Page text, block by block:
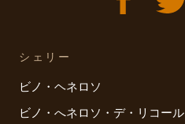
シェリー
ビノ・ヘネロソ
ビノ・へネロソ・デ・リコール